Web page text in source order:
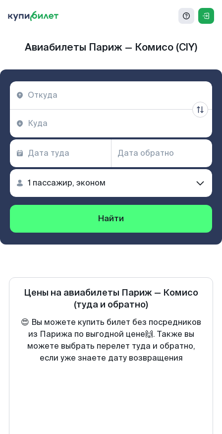
Авиабилеты Париж — Комисо (CIY)
Найти
Цены на авиабилеты Париж — Комисо
(туда и обратно)
😍 Вы можете купить билет без посредников
из Парижа по выгодной цене🙌. Также вы
можете выбрать перелет туда и обратно,
если уже знаете дату возвращения